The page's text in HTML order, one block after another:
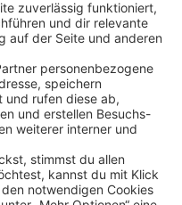
zu sehen.